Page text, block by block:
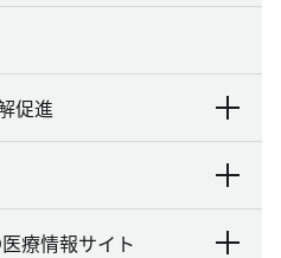
促進
療情報サイト